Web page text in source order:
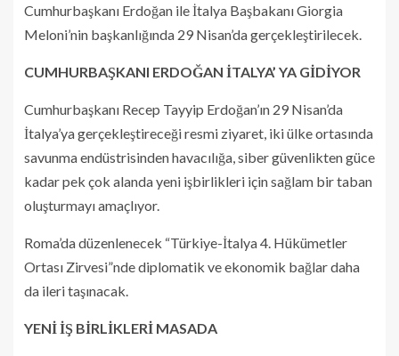
Cumhurbaşkanı Erdoğan ile İtalya Başbakanı Giorgia
Meloni’nin başkanlığında 29 Nisan’da gerçekleştirilecek.
CUMHURBAŞKANI ERDOĞAN İTALYA’ YA GİDİYOR
Cumhurbaşkanı Recep Tayyip Erdoğan’ın 29 Nisan’da
İtalya’ya gerçekleştireceği resmi ziyaret, iki ülke ortasında
savunma endüstrisinden havacılığa, siber güvenlikten güce
kadar pek çok alanda yeni işbirlikleri için sağlam bir taban
oluşturmayı amaçlıyor.
Roma’da düzenlenecek “Türkiye-İtalya 4. Hükümetler
Ortası Zirvesi”nde diplomatik ve ekonomik bağlar daha
da ileri taşınacak.
YENİ İŞ BİRLİKLERİ MASADA